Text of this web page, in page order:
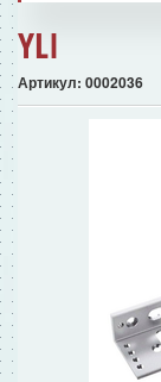
YLI
Артикул: 0002036